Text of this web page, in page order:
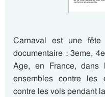
Carnaval est une
documentaire : 3eme,
Age, en France, dans
ensembles contre les
contre les vols pendant